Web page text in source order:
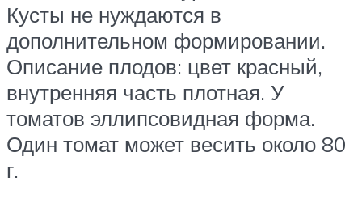
Кусты не нуждаются в
дополнительном формировании.
Описание плодов: цвет красный,
внутренняя часть плотная. У
томатов эллипсовидная форма.
Один томат может весить около 80
г.